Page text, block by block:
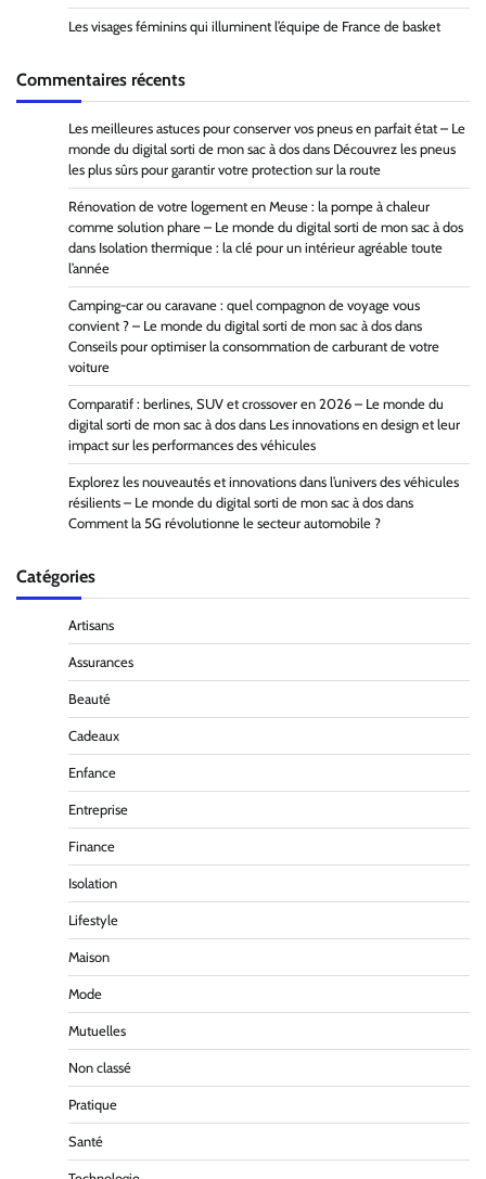
Les visages féminins qui illuminent l’équipe de France de basket
Commentaires récents
Les meilleures astuces pour conserver vos pneus en parfait état – Le
monde du digital sorti de mon sac à dos dans Découvrez les pneus
les plus sûrs pour garantir votre protection sur la route
Rénovation de votre logement en Meuse : la pompe à chaleur
comme solution phare – Le monde du digital sorti de mon sac à dos
dans Isolation thermique : la clé pour un intérieur agréable toute
l’année
Camping-car ou caravane : quel compagnon de voyage vous
convient ? – Le monde du digital sorti de mon sac à dos dans
Conseils pour optimiser la consommation de carburant de votre
voiture
Comparatif : berlines, SUV et crossover en 2026 – Le monde du
digital sorti de mon sac à dos dans Les innovations en design et leur
impact sur les performances des véhicules
Explorez les nouveautés et innovations dans l’univers des véhicules
résilients – Le monde du digital sorti de mon sac à dos dans
Comment la 5G révolutionne le secteur automobile ?
Catégories
Artisans
Assurances
Beauté
Cadeaux
Enfance
Entreprise
Finance
Isolation
Lifestyle
Maison
Mode
Mutuelles
Non classé
Pratique
Santé